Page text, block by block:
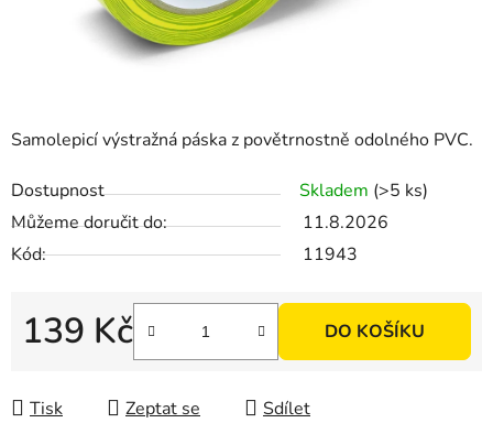
Samolepicí výstražná páska z povětrnostně odolného PVC.
Dostupnost Skladem (>5 ks)
Můžeme doručit do:
11.8.2026
Kód:
11943
139 Kč DO KOŠÍKU
Tisk Zeptat se Sdílet